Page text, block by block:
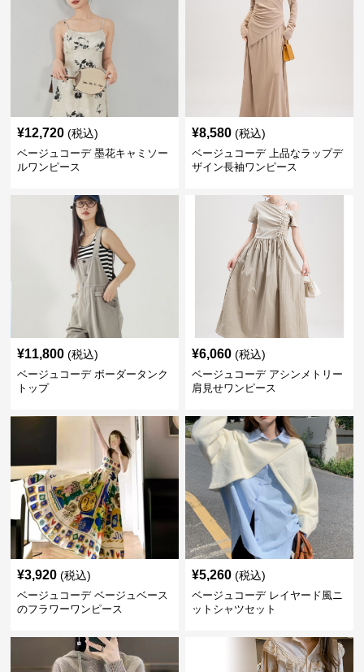
¥12,720 (税込)
ベージュコーデ 墨花キャミソー
ルワンピース
¥8,580 (税込)
ベージュコーデ 上品なラップデ
ザイン長袖ワンピース
¥11,800 (税込)
ベージュコーデ ボーダータンク
トップ
¥6,060 (税込)
ベージュコーデ アシンメトリー
肩見せワンピース
¥3,920 (税込)
ベージュコーデ ベージュベース
のフラワーワンピース
¥5,260 (税込)
ベージュコーデ レイヤード風ニ
ットシャツセット